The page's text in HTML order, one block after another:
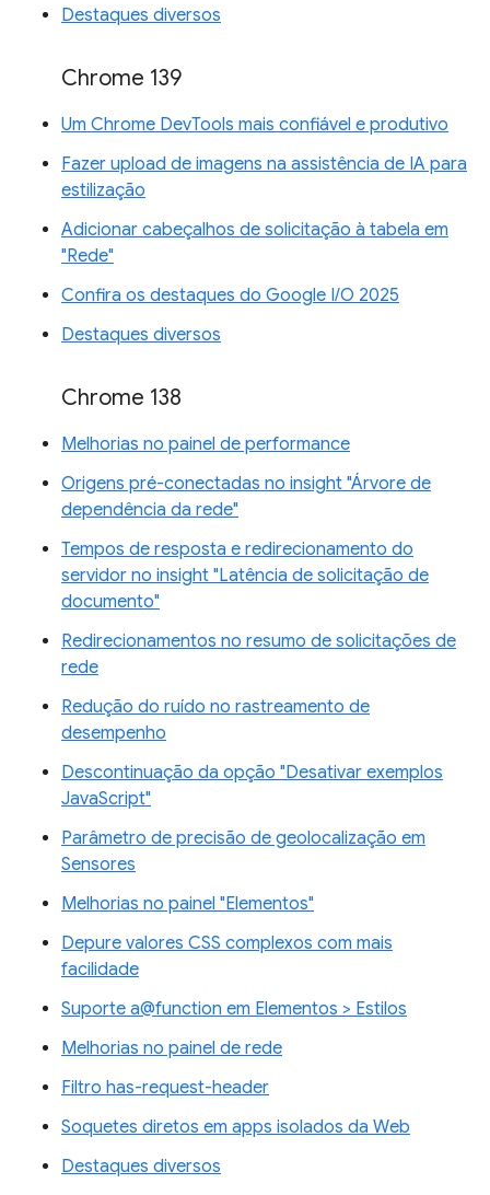
Destaques diversos
Chrome 139
Um Chrome DevTools mais confiável e produtivo
Fazer upload de imagens na assistência de IA para
estilização
Adicionar cabeçalhos de solicitação à tabela em
"Rede"
Confira os destaques do Google I/O 2025
Destaques diversos
Chrome 138
Melhorias no painel de performance
Origens pré-conectadas no insight "Árvore de
dependência da rede"
Tempos de resposta e redirecionamento do
servidor no insight "Latência de solicitação de
documento"
Redirecionamentos no resumo de solicitações de
rede
Redução do ruído no rastreamento de
desempenho
Descontinuação da opção "Desativar exemplos
JavaScript"
Parâmetro de precisão de geolocalização em
Sensores
Melhorias no painel "Elementos"
Depure valores CSS complexos com mais
facilidade
Suporte a@function em Elementos > Estilos
Melhorias no painel de rede
Filtro has-request-header
Soquetes diretos em apps isolados da Web
Destaques diversos